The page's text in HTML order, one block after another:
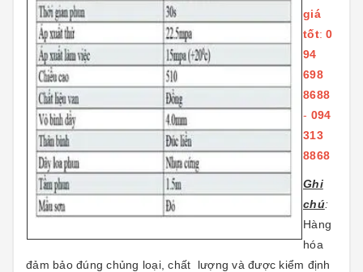
giá
tốt:0
94
698
8688
- 094
313
8868
Ghi
chú:
Hàng
hóa
đảm bảo đúng chủng loại, chất lượng và được kiểm định